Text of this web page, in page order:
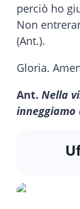
perciò ho
Non
(Ant.).
Gloria.
Ant. Nella
inneggiamo